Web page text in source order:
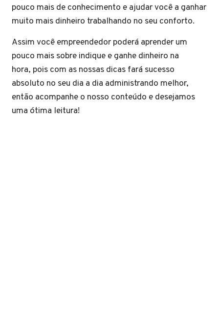
pouco mais de conhecimento e ajudar você a ganhar
muito mais dinheiro trabalhando no seu conforto.
Assim você empreendedor poderá aprender um
pouco mais sobre indique e ganhe dinheiro na
hora, pois com as nossas dicas fará sucesso
absoluto no seu dia a dia administrando melhor,
então acompanhe o nosso conteúdo e desejamos
uma ótima leitura!